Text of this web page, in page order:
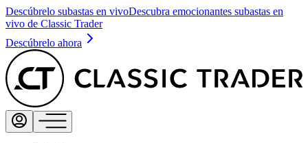
Descúbrelo subastas en vivoDescubra emocionantes subastas en
vivo de Classic Trader
Descúbrelo ahora